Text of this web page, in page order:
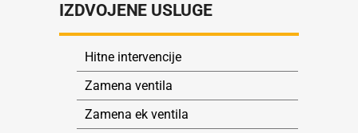
IZDVOJENE USLUGE
Hitne intervencije
Zamena ventila
Zamena ek ventila